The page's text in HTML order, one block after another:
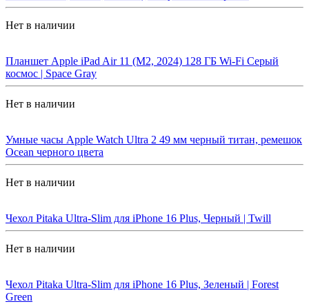
Нет в наличии
Планшет Apple iPad Air 11 (M2, 2024) 128 ГБ Wi-Fi Cерый
космос | Space Gray
Нет в наличии
Умные часы Apple Watch Ultra 2 49 мм черный титан, ремешок
Ocean черного цвета
Нет в наличии
Чехол Pitaka Ultra-Slim для iPhone 16 Plus, Черный | Twill
Нет в наличии
Чехол Pitaka Ultra-Slim для iPhone 16 Plus, Зеленый | Forest
Green